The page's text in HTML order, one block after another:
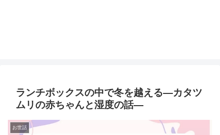
ランチボックスの中で冬を越える—カタツ
ムリの赤ちゃんと湿度の話—
お世話